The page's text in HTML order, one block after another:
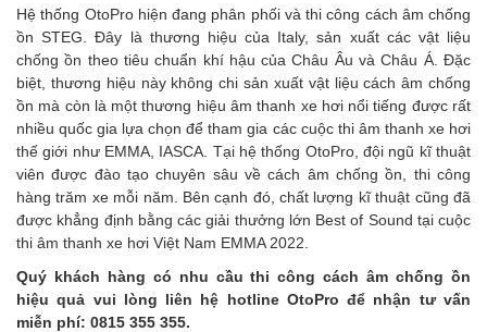
Hệ thống OtoPro hiện đang phân phối và thi công cách âm chống
ồn STEG. Đây là thương hiệu của Italy, sản xuất các vật liệu
chống ồn theo tiêu chuẩn khí hậu của Châu Âu và Châu Á. Đặc
biệt, thương hiệu này không chi sản xuất vật liệu cách âm chống
ồn mà còn là một thương hiệu âm thanh xe hơi nổi tiếng được rất
nhiều quốc gia lựa chọn để tham gia các cuộc thi âm thanh xe hơi
thế giới như EMMA, IASCA. Tại hệ thống OtoPro, đội ngũ kĩ thuật
viên được đào tạo chuyên sâu về cách âm chống ồn, thi công
hàng trăm xe mỗi năm. Bên cạnh đó, chất lượng kĩ thuật cũng đã
được khẳng định bằng các giải thưởng lớn Best of Sound tại cuộc
thi âm thanh xe hơi Việt Nam EMMA 2022.
Quý khách hàng có nhu cầu thi công cách âm chống ồn
hiệu quả vui lòng liên hệ hotline OtoPro để nhận tư vấn
miễn phí: 0815 355 355.